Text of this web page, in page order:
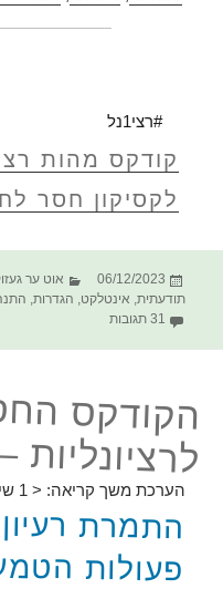
#רצי1נל
קודקס מהות
לקסיקון חסר
פורסם
בתאריך
06/12/2023 קטגוריות
אוט ער
תודעתית, אינטלקט, הגדרות,
31 תגובות
על הקודקס החסר
הקודקס
הערכת משך קריאה: < 1
התמרת
פעולות